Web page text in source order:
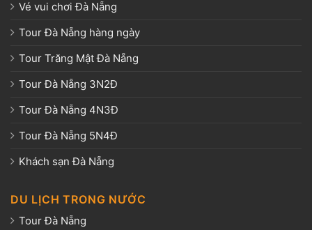
Vé vui chơi Đà Nẵng
Tour Đà Nẵng hàng ngày
Tour Trăng Mật Đà Nẵng
Tour Đà Nẵng 3N2Đ
Tour Đà Nẵng 4N3Đ
Tour Đà Nẵng 5N4Đ
Khách sạn Đà Nẵng
DU LỊCH TRONG NƯỚC
Tour Đà Nẵng